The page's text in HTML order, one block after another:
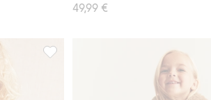
49,99 €
Kuviollinen takki, Lisää suosikkeihin